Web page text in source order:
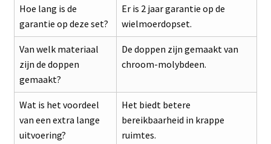
Hoe lang is de
garantie op deze set?
Er is 2 jaar garantie op de
wielmoerdopset.
Van welk materiaal
zijn de doppen
gemaakt?
De doppen zijn gemaakt van
chroom-molybdeen.
Wat is het voordeel
van een extra lange
uitvoering?
Het biedt betere
bereikbaarheid in krappe
ruimtes.